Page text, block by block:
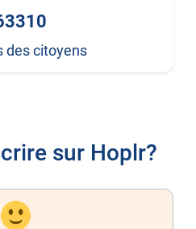
des citoyens
sur Hoplr?